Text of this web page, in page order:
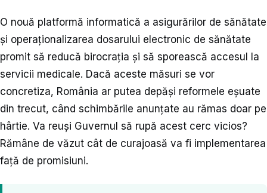
O nouă platformă informatică a asigurărilor de sănătate
și operaționalizarea dosarului electronic de sănătate
promit să reducă birocrația și să sporească accesul la
servicii medicale. Dacă aceste măsuri se vor
concretiza, România ar putea depăși reformele eșuate
din trecut, când schimbările anunțate au rămas doar pe
hârtie. Va reuși Guvernul să rupă acest cerc vicios?
Rămâne de văzut cât de curajoasă va fi implementarea
față de promisiuni.